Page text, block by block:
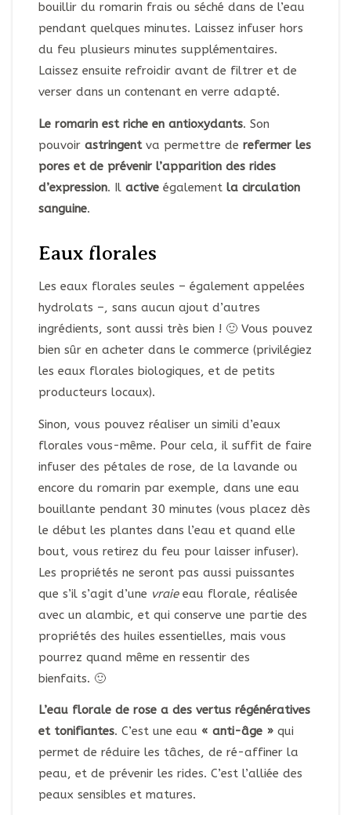
bouillir du romarin frais ou séché dans de l’eau
pendant quelques minutes. Laissez infuser hors
du feu plusieurs minutes supplémentaires.
Laissez ensuite refroidir avant de filtrer et de
verser dans un contenant en verre adapté.
Le romarin est riche en antioxydants. Son
pouvoir astringentva permettre de refermer les
pores et de prévenir l’apparition des rides
d’expression. Il activeégalement la circulation
sanguine.
Eaux florales
Les eaux florales seules – également appelées
hydrolats –, sans aucun ajout d’autres
ingrédients, sont aussi très bien ! 🙂 Vous pouvez
bien sûr en acheter dans le commerce (privilégiez
les eaux florales biologiques, et de petits
producteurs locaux).
Sinon, vous pouvez réaliser un simili d’eaux
florales vous-même. Pour cela, il suffit de faire
infuser des pétales de rose, de la lavande ou
encore du romarin par exemple, dans une eau
bouillante pendant 30 minutes (vous placez dès
le début les plantes dans l’eau et quand elle
bout, vous retirez du feu pour laisser infuser).
Les propriétés ne seront pas aussi puissantes
que s’il s’agit d’une vraieeau florale, réalisée
avec un alambic, et qui conserve une partie des
propriétés des huiles essentielles, mais vous
pourrez quand même en ressentir des
bienfaits. 🙂
L’eau florale de rose a des vertus régénératives
et tonifiantes. C’est une eau « anti-âge »qui
permet de réduire les tâches, de ré-affiner la
peau, et de prévenir les rides. C’est l’alliée des
peaux sensibles et matures.